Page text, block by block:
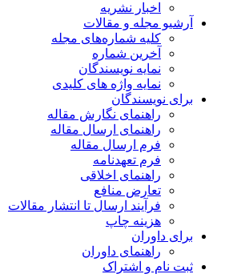
اخبار نشریه
آرشیو مجله و مقالات
کلیه شماره‌های مجله
آخرین شماره
نمایه نویسندگان
نمایه واژه های کلیدی
برای نویسندگان
راهنمای نگارش مقاله
راهنمای ارسال مقاله
فرم ارسال مقاله
فرم تعهدنامه
راهنمای اخلاقی
تعارض منافع
فرآیند ارسال تا انتشار مقالات
هزینه چاپ
برای داوران
راهنمای داوران
ثبت نام و اشتراک